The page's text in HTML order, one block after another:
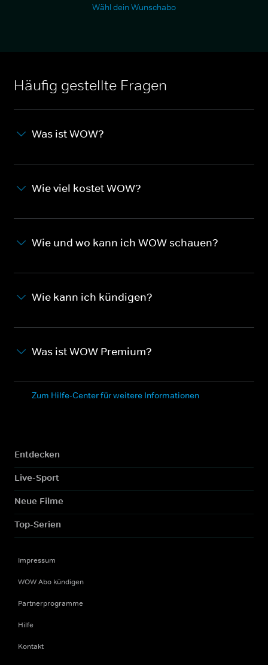
Wähl dein Wunschabo
Häufig gestellte Fragen
Was ist WOW?
Wie viel kostet WOW?
Wie und wo kann ich WOW schauen?
Wie kann ich kündigen?
Was ist WOW Premium?
Zum Hilfe-Center für weitere Informationen
Entdecken
Live-Sport
Neue Filme
Top-Serien
Impressum
WOW Abo kündigen
Partnerprogramme
Hilfe
Kontakt